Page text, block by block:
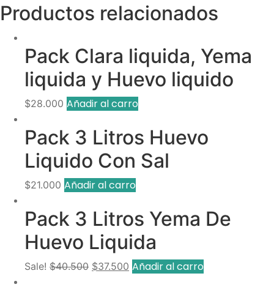
Productos relacionados
Pack Clara liquida, Yema
liquida y Huevo liquido
$28.000 Añadir al carro
Pack 3 Litros Huevo
Liquido Con Sal
$21.000 Añadir al carro
Pack 3 Litros Yema De
Huevo Liquida
Sale! $40.500 Original
$37.500 Current
Añadir al carro